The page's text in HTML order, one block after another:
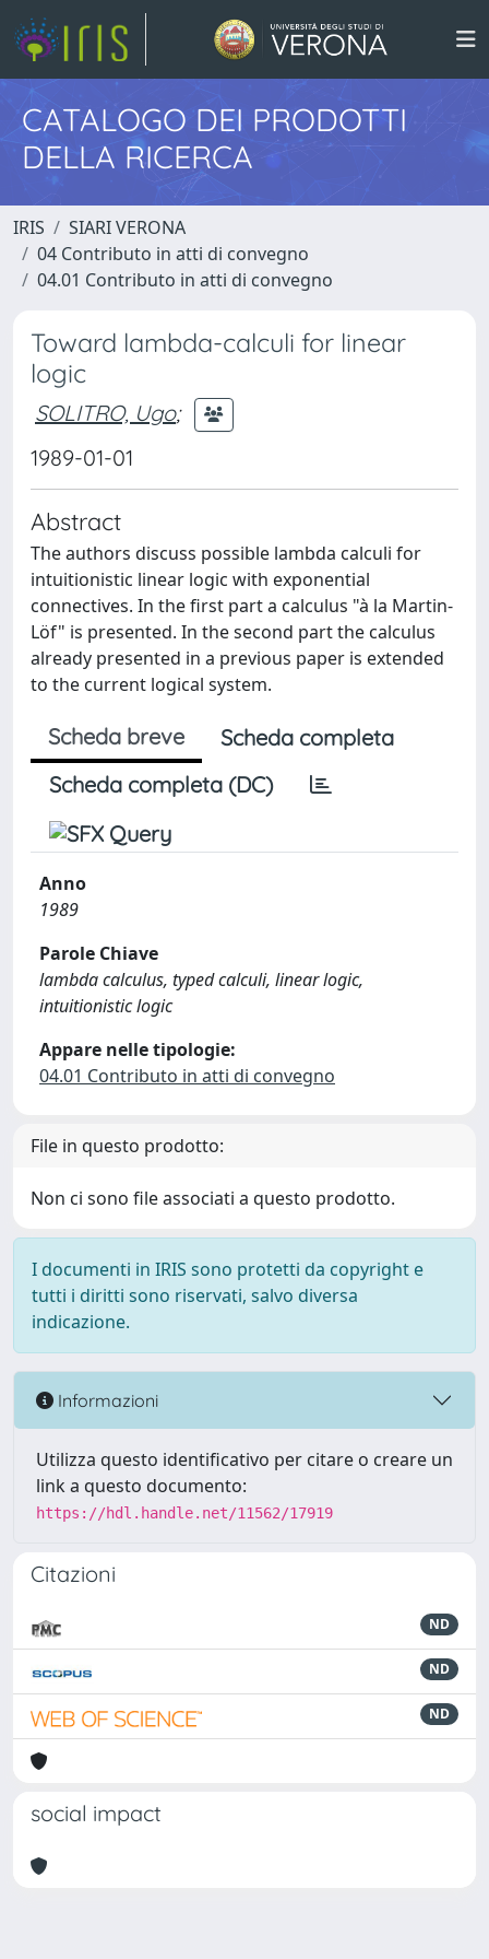
CATALOGO DEI PRODOTTI
DELLA RICERCA
IRIS
SIARI VERONA
04 Contributo in atti di convegno
04.01 Contributo in atti di convegno
Toward lambda-calculi for linear
logic
SOLITRO, Ugo;
1989-01-01
Abstract
The authors discuss possible lambda calculi for
intuitionistic linear logic with exponential
connectives. In the first part a calculus "à la Martin-
Löf" is presented. In the second part the calculus
already presented in a previous paper is extended
to the current logical system.
Scheda breve
Scheda completa
Scheda completa (DC)
Anno
1989
Parole Chiave
lambda calculus, typed calculi, linear logic,
intuitionistic logic
Appare nelle tipologie:
04.01 Contributo in atti di convegno
File in questo prodotto:
Non ci sono file associati a questo prodotto.
I documenti in IRIS sono protetti da copyright e
tutti i diritti sono riservati, salvo diversa
indicazione.
Informazioni
Utilizza questo identificativo per citare o creare un
link a questo documento:
https://hdl.handle.net/11562/17919
Citazioni
ND
ND
ND
social impact